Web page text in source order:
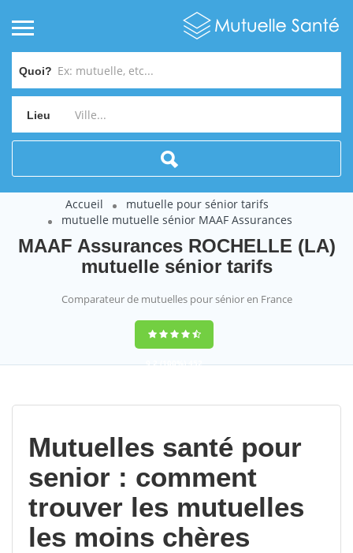
Quoi?
Lieu
Accueil
mutuelle pour sénior tarifs
mutuelle mutuelle sénior MAAF Assurances
MAAF Assurances ROCHELLE (LA)
mutuelle sénior tarifs
Comparateur de mutuelles pour sénior en France
9,2(100%)452
Mutuelles santé pour
senior : comment
trouver les mutuelles
les moins chères